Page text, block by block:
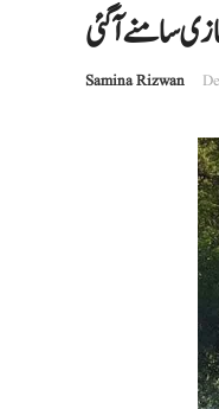
سامنے آ گئی
Samina Rizwan